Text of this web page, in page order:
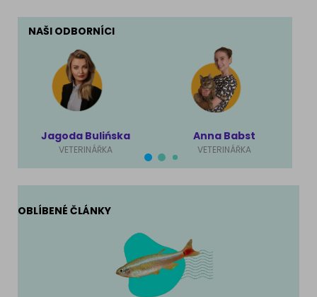
NAŠI ODBORNÍCI
Jagoda Bulińska
VETERINÁŘKA
Anna Babst
VETERINÁŘKA
OBLÍBENÉ ČLÁNKY